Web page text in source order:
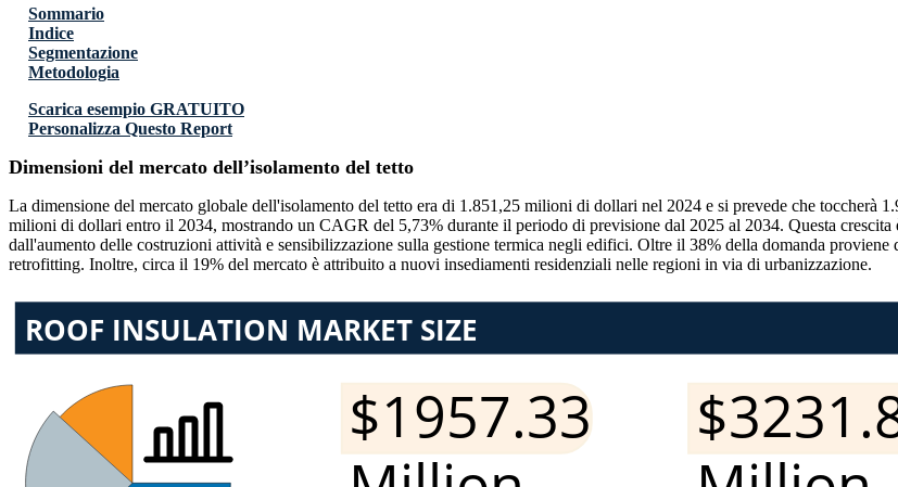
Sommario
Indice
Segmentazione
Metodologia
Scarica esempio GRATUITO
Personalizza Questo Report
Dimensioni del mercato dell’isolamento del tetto
La dimensione del mercato globale dell'isolamento del tetto era di 1.851,25 milioni di dollari nel 2024 e si prevede che toccherà
milioni di dollari entro il 2034, mostrando un CAGR del 5,73% durante il periodo di previsione dal 2025 al 2034. Questa
dall'aumento delle costruzioni attività e sensibilizzazione sulla gestione termica negli edifici. Oltre il 38% della domanda
retrofitting. Inoltre, circa il 19% del mercato è attribuito a nuovi insediamenti residenziali nelle regioni in via di urbanizzazione.